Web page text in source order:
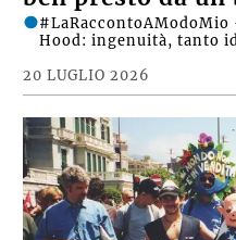
20 LUGLIO 2026
Hood: ingenuità, tanto